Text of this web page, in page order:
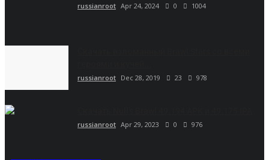
russianroot Apr 24, 2024 0 1004
russianroot Dec 28, 2019 23 978
russianroot Apr 29, 2023 0 976